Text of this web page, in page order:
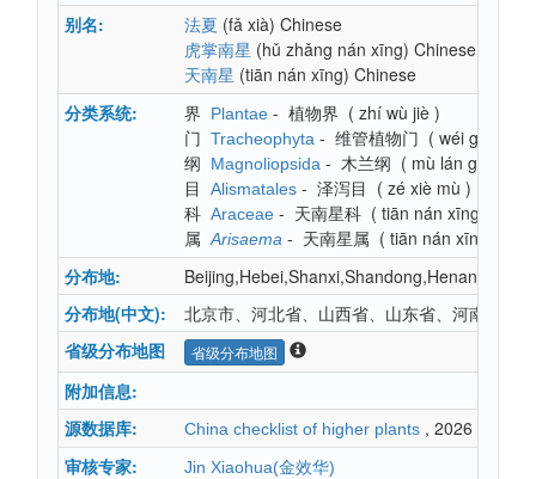
别名:
法夏 (fǎ xià) Chinese
虎掌南星 (hǔ zhǎng nán xīng) Chinese
天南星 (tiān nán xīng) Chinese
分类系统:
界 Plantae - 植物界 ( zhí wù jiè )
门 Tracheophyta - 维管植物门 ( wéi guǎn
纲
Magnoliopsida - 木兰纲 ( mù lán gāng
目
Alismatales - 泽泻目 ( zé xiè mù )
科 Araceae - 天南星科 ( tiān nán xīng kē
属 Arisaema - 天南星属 ( tiān nán xīng shǔ
分布地:
分布地(中文):
北京市、河北省、山西省、山东省、河南省、
省级分布地图
省级分布地图
附加信息:
源数据库:
China checklist of higher plants , 2026
审核专家:
Jin Xiaohua(金效华)